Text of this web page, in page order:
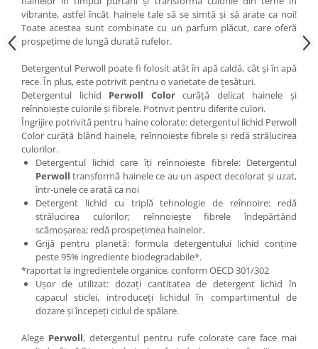
vibrante, astfel încât hainele tale să se simtă și să arate ca noi!
Toate acestea sunt combinate cu un parfum plăcut, care oferă
prospețime de lungă durată rufelor.
Detergentul Perwoll poate fi folosit atât în apă caldă, cât și în apă
rece. În plus, este potrivit pentru o varietate de țesături.
Detergentul lichid Perwoll Colorcurăță delicat hainele și
reînnoiește culorile și fibrele. Potrivit pentru diferite culori.
Îngrijire potrivită pentru haine colorate: detergentul lichid Perwoll
Color curăță blând hainele, reînnoiește fibrele și redă strălucirea
culorilor.
Detergentul lichid care îți reînnoiește fibrele: Detergentul
Perwoll transformă hainele ce au un aspect decolorat și uzat,
într-unele ce arată ca noi
Detergent lichid cu triplă tehnologie de reînnoire: redă
strălucirea culorilor; reînnoiește fibrele îndepărtând
scămoșarea; redă prospețimea hainelor.
Grijă pentru planetă: formula detergentului lichid conține
peste 95% ingrediente biodegradabile*.
*raportat la ingredientele organice, conform OECD 301/302
Ușor de utilizat: dozați cantitatea de detergent lichid în
capacul sticlei, introduceți lichidul în compartimentul de
dozare și începeți ciclul de spălare.
Alege Perwoll, detergentul pentru rufe colorate care face mai